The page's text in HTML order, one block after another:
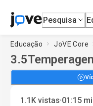
Pesquisa
Educação JoVE Core
3.5
1.1K vistas·01:15